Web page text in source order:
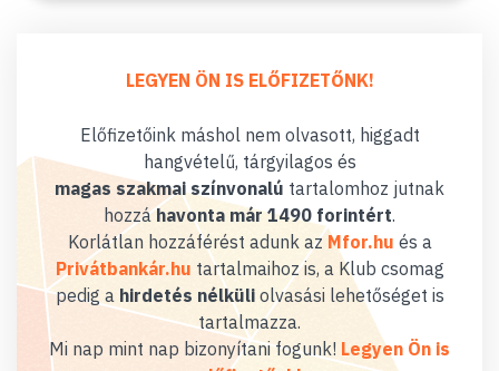
LEGYEN ÖN IS ELŐFIZETŐNK!
Előfizetőink máshol nem olvasott, higgadt
hangvételű, tárgyilagos és
magas szakmai színvonalú tartalomhoz jutnak
hozzáhavonta már 1490 forintért.
Korlátlan hozzáférést adunk az Mfor.hu és a
Privátbankár.hu tartalmaihoz is, a Klub csomag
pedig a hirdetés nélküliolvasási lehetőséget is
tartalmazza.
Mi nap mint nap bizonyítani fogunk! Legyen Ön is